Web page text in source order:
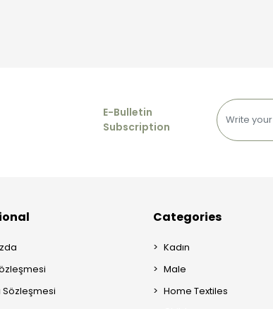
E-Bulletin
Subscription
Sözleşmesi
Categories
Kadın
Male
Home Textiles